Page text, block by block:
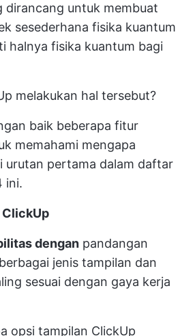
dirancang untuk membuat
sesederhana fisika kuantum
halnya fisika kuantum bagi
melakukan hal tersebut?
baik beberapa fitur
memahami mengapa
urutan pertama dalam daftar
ini.
dengan pandangan
jenis tampilan dan
sesuai dengan gaya kerja
opsi tampilan ClickUp